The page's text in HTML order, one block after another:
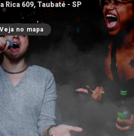
Rica 609, Taubaté - SP
Veja no mapa